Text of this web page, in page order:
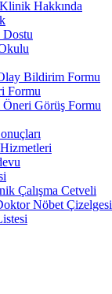
Klinik Hakkında
Dostu
Bildirim Formu
Formu
Öneri Görüş Formu
Çalışma Cetveli
Nöbet Çizelgesi